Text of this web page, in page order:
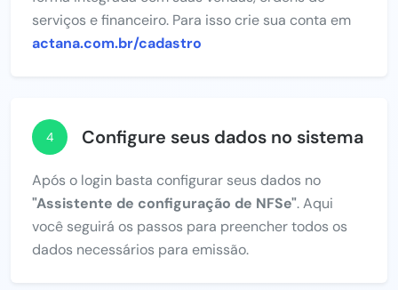
serviços e financeiro. Para isso crie sua conta em
actana.com.br/cadastro
4 Configure seus dados no sistema
Após o login basta configurar seus dados no
"Assistente de configuração de NFSe". Aqui
você seguirá os passos para preencher todos os
dados necessários para emissão.